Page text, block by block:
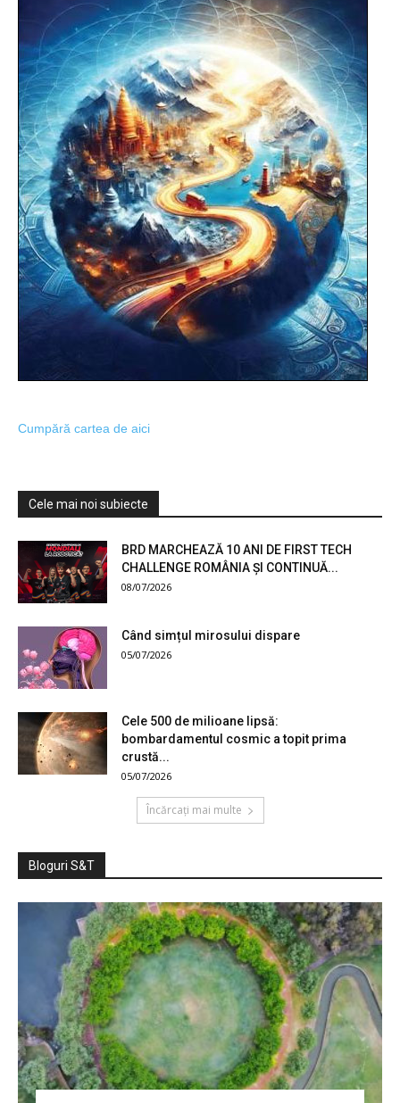
Cumpără cartea de aici
Cele mai noi subiecte
BRD MARCHEAZĂ 10 ANI DE FIRST TECH
CHALLENGE ROMÂNIA ȘI CONTINUĂ...
08/07/2026
Când simțul mirosului dispare
05/07/2026
Cele 500 de milioane lipsă:
bombardamentul cosmic a topit prima
crustă...
05/07/2026
Încărcați mai multe
Bloguri S&T